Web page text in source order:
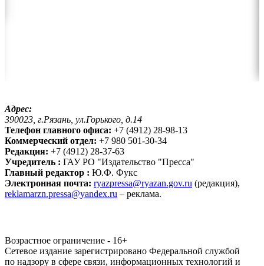
Адрес:
390023, г.Рязань, ул.Горького, д.14
Телефон главного офиса: +7 (4912) 28-98-13
Коммерческий отдел: +7 980 501-30-34
Редакция: +7 (4912) 28-37-63
Учредитель : ГАУ РО "Издательство "Пресса"
Главный редактор : Ю.Ф. Фукс
Электронная почта: ryazpressa@ryazan.gov.ru (редакция),
reklamarzn.pressa@yandex.ru – реклама.
Возрастное ограничение - 16+
Сетевое издание зарегистрировано Федеральной службой
по надзору в сфере связи, информационных технологий и